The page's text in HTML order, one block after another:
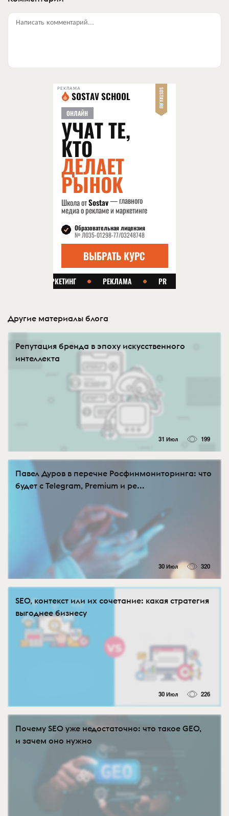
Написать комментарий...
РЕКЛАМА
Другие материалы блога
Репутация бренда в эпоху искусственного
интеллекта
31 Июл 199
Павел Дуров в перечне Росфинмониторинга: что
будет с Telegram, Premium и ре...
30 Июл 320
SEO, контекст или их сочетание: какая стратегия
выгоднее бизнесу
30 Июл 226
Почему SEO уже недостаточно: что такое GEO,
и зачем оно нужно